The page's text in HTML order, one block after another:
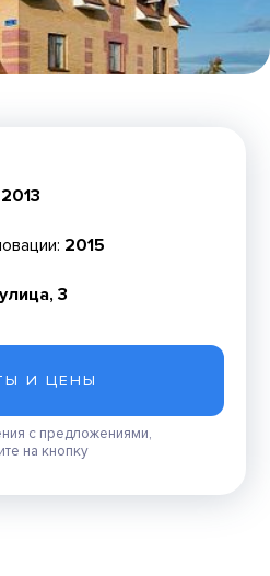
2015
3
И ЦЕНЫ
с предложениями,
на кнопку